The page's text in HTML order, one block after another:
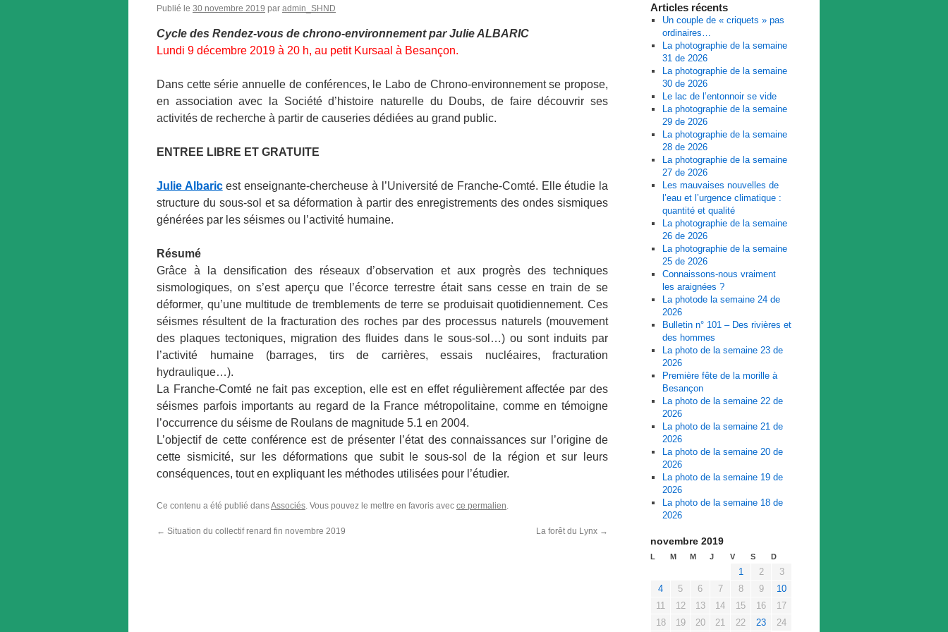
Publié le 30 novembre 2019 par admin_SHND
Cycle des Rendez-vous de chrono-environnement par Julie ALBARIC
Lundi 9 décembre 2019 à 20 h, au petit Kursaal à Besançon.
Dans cette série annuelle de conférences, le Labo de Chrono-environnement se propose,
en association avec la Société d’histoire naturelle du Doubs, de faire découvrir ses
activités de recherche à partir de causeries dédiées au grand public.
ENTREE LIBRE ET GRATUITE
Julie Albaricest enseignante-chercheuse à l’Université de Franche-Comté. Elle étudie la
structure du sous-sol et sa déformation à partir des enregistrements des ondes sismiques
générées par les séismes ou l’activité humaine.
Résumé
Grâce à la densification des réseaux d’observation et aux progrès des techniques
sismologiques, on s’est aperçu que l’écorce terrestre était sans cesse en train de se
déformer, qu’une multitude de tremblements de terre se produisait quotidiennement. Ces
séismes résultent de la fracturation des roches par des processus naturels (mouvement
des plaques tectoniques, migration des fluides dans le sous-sol…) ou sont induits par
l’activité humaine (barrages, tirs de carrières, essais nucléaires, fracturation
hydraulique…).
La Franche-Comté ne fait pas exception, elle est en effet régulièrement affectée par des
séismes parfois importants au regard de la France métropolitaine, comme en témoigne
l’occurrence du séisme de Roulans de magnitude 5.1 en 2004.
L’objectif de cette conférence est de présenter l’état des connaissances sur l’origine de
cette sismicité, sur les déformations que subit le sous-sol de la région et sur leurs
conséquences, tout en expliquant les méthodes utilisées pour l’étudier.
Ce contenu a été publié dansAssociés. Vous pouvez le mettre en favoris avec ce permalien.
← Situation du collectif renard fin novembre 2019 La forêt du Lynx →
Articles récents
Un couple de « criquets » pas
ordinaires…
La photographie de la semaine
31 de 2026
La photographie de la semaine
30 de 2026
Le lac de l’entonnoir se vide
La photographie de la semaine
29 de 2026
La photographie de la semaine
28 de 2026
La photographie de la semaine
27 de 2026
Les mauvaises nouvelles de
l’eau et l’urgence climatique :
quantité et qualité
La photographie de la semaine
26 de 2026
La photographie de la semaine
25 de 2026
Connaissons-nous vraiment
les araignées ?
La photode la semaine 24 de
2026
Bulletin n° 101 – Des rivières et
des hommes
La photo de la semaine 23 de
2026
Première fête de la morille à
Besançon
La photo de la semaine 22 de
2026
La photo de la semaine 21 de
2026
La photo de la semaine 20 de
2026
La photo de la semaine 19 de
2026
La photo de la semaine 18 de
2026
novembre 2019
L M M J V S D
1 2
3
4
5 6 7 8 9
10
11
12 13 14 15 16
17
18
19 20 21 22 23 24